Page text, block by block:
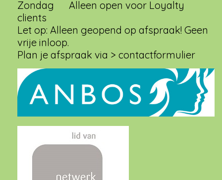
Zondag Alleen open voor Loyalty
clients
Let op: Alleen geopend op afspraak! Geen
vrije inloop.
Plan je afspraak via > contactformulier